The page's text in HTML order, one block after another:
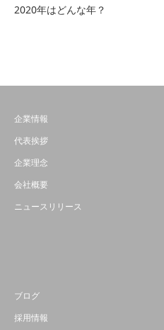
2020年はどんな年？
企業情報
代表挨拶
企業理念
会社概要
ニュースリリース
ブログ
採用情報